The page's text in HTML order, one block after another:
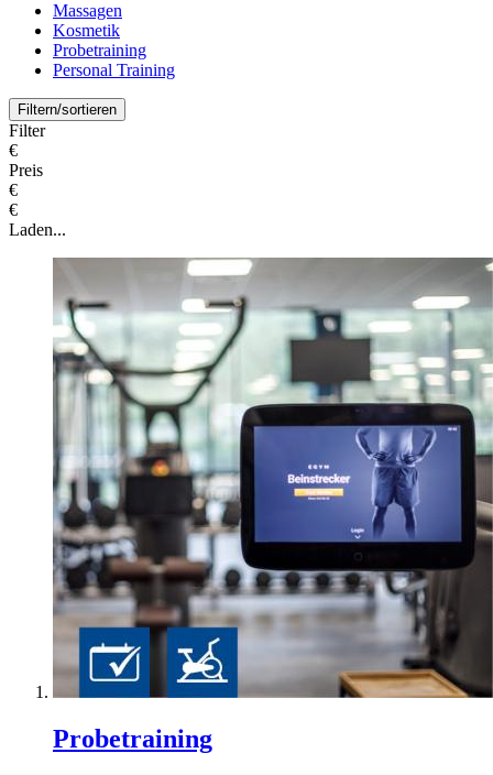
Massagen
Kosmetik
Probetraining
Personal Training
Filtern/sortieren
Filter
€
Preis
€
€
Laden...
Probetraining